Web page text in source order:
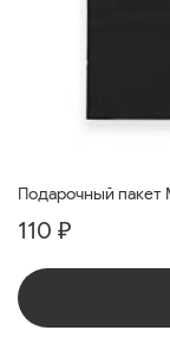
Подарочный пакет
110 ₽